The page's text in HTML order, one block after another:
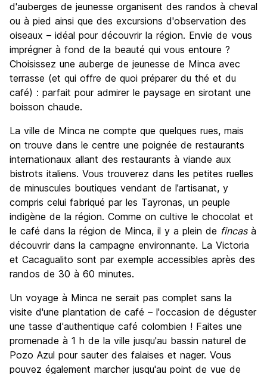
d'auberges de jeunesse organisent des randos à cheval
ou à pied ainsi que des excursions d'observation des
oiseaux – idéal pour découvrir la région. Envie de vous
imprégner à fond de la beauté qui vous entoure ?
Choisissez une auberge de jeunesse de Minca avec
terrasse (et qui offre de quoi préparer du thé et du
café) : parfait pour admirer le paysage en sirotant une
boisson chaude.
La ville de Minca ne compte que quelques rues, mais
on trouve dans le centre une poignée de restaurants
internationaux allant des restaurants à viande aux
bistrots italiens. Vous trouverez dans les petites ruelles
de minuscules boutiques vendant de l’artisanat, y
compris celui fabriqué par les Tayronas, un peuple
indigène de la région. Comme on cultive le chocolat et
le café dans la région de Minca, il y a plein de fincasà
découvrir dans la campagne environnante. La Victoria
et Cacagualito sont par exemple accessibles après des
randos de 30 à 60 minutes.
Un voyage à Minca ne serait pas complet sans la
visite d'une plantation de café – l'occasion de déguster
une tasse d'authentique café colombien ! Faites une
promenade à 1 h de la ville jusqu'au bassin naturel de
Pozo Azul pour sauter des falaises et nager. Vous
pouvez également marcher jusqu'au point de vue de